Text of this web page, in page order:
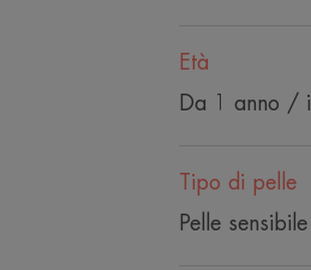
Età
Da 1 anno / i
Tipo di pelle
Pelle sensibile